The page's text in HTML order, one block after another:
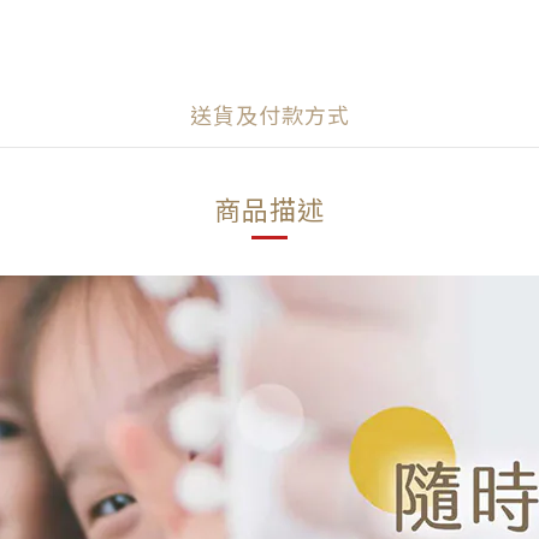
送貨及付款方式
商品描述